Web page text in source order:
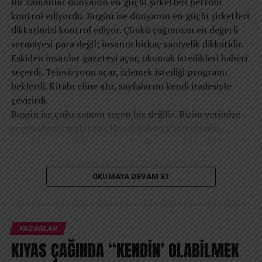
Narsist gözü kaf dağında eşi yok, herkes kuma.
Dünyada tüm psikologlar bir olup yapsa deney.
REKLAM
Gözüne sazı soksanız, dönüp sorar bu da ney.
Bilgeler uyanıktır, kırk arşın uzakta yalanı anlar.
Av.Yusuf AKIN/29.08.2025/İzmir
İLGILI KONULAR:
SONRAKI YAZI
Anneler ve çocukları…
kontrol ediyordu. Bugün ise dünyanın en güçlü şirketleri
dikkatimizi kontrol ediyor. Çünkü çağımızın en değerli
sermayesi para değil; insanın birkaç saniyelik dikkatidir.
Eskiden insanlar gazeteyi açar, okumak istedikleri haberi
seçerdi. Televizyonu açar, izlemek istediği programı
beklerdi. Kitabı eline alır, sayfalarını kendi iradesiyle
çevirirdi.
Bugün ise çoğu zaman seçen biz değiliz. Bizim yerimize
seçen algoritmalar var. Hangi haberi göreceğimizi…
hatta hangi düşüncelerin zihnimize daha sık
uğrayacağını bile büyük ölçüde dijital sistemler belirliyor.
şekillendirir. İnsan zihni boşlukta düşünmez; maruz
kaldığı içerikler, tekrar eden mesajlar ve sürekli
karşılaştığı duygusal uyaranlar zamanla onun gerçeklik
OKUMAYA DEVAM ET
YAZARLAR
KIYAS ÇAĞINDA “KENDİN’ OLABİLMEK